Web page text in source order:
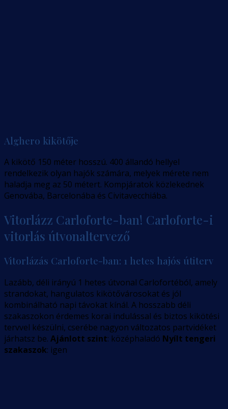
Alghero kikötője
A kikötő 150 méter hosszú. 400 állandó hellyel
rendelkezik olyan hajók számára, melyek mérete nem
haladja meg az 50 métert. Kompjáratok közlekednek
Genovába, Barcelonába és Civitavecchiába.
Vitorlázz Carloforte-ban! Carloforte-i
vitorlás útvonaltervező
Vitorlázás Carloforte-ban: 1 hetes hajós útiterv
Lazább, déli irányú 1 hetes útvonal Carlofortéból, amely
strandokat, hangulatos kikötővárosokat és jól
kombinálható napi távokat kínál. A hosszabb déli
szakaszokon érdemes korai indulással és biztos kikötési
tervvel készülni, cserébe nagyon változatos partvidéket
járhatsz be. Ajánlott szint: középhaladó Nyílt tengeri
szakaszok: igen